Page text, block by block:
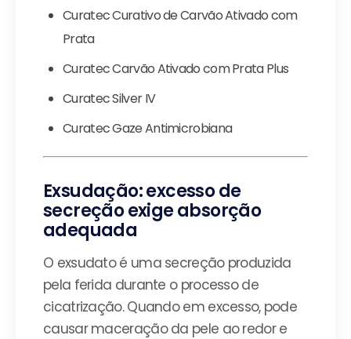
Curatec Curativo de Carvão Ativado com
Prata
Curatec Carvão Ativado com Prata Plus
Curatec Silver IV
Curatec Gaze Antimicrobiana
Exsudação: excesso de
secreção exige absorção
adequada
O exsudato é uma secreção produzida
pela ferida durante o processo de
cicatrização. Quando em excesso, pode
causar maceração da pele ao redor e